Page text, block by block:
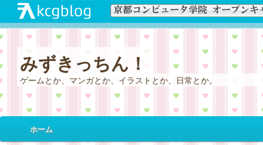
みずきっちん！
ゲームとか、マンガとか、イラストとか、日常とか。
イ
メ
サ
ホーム